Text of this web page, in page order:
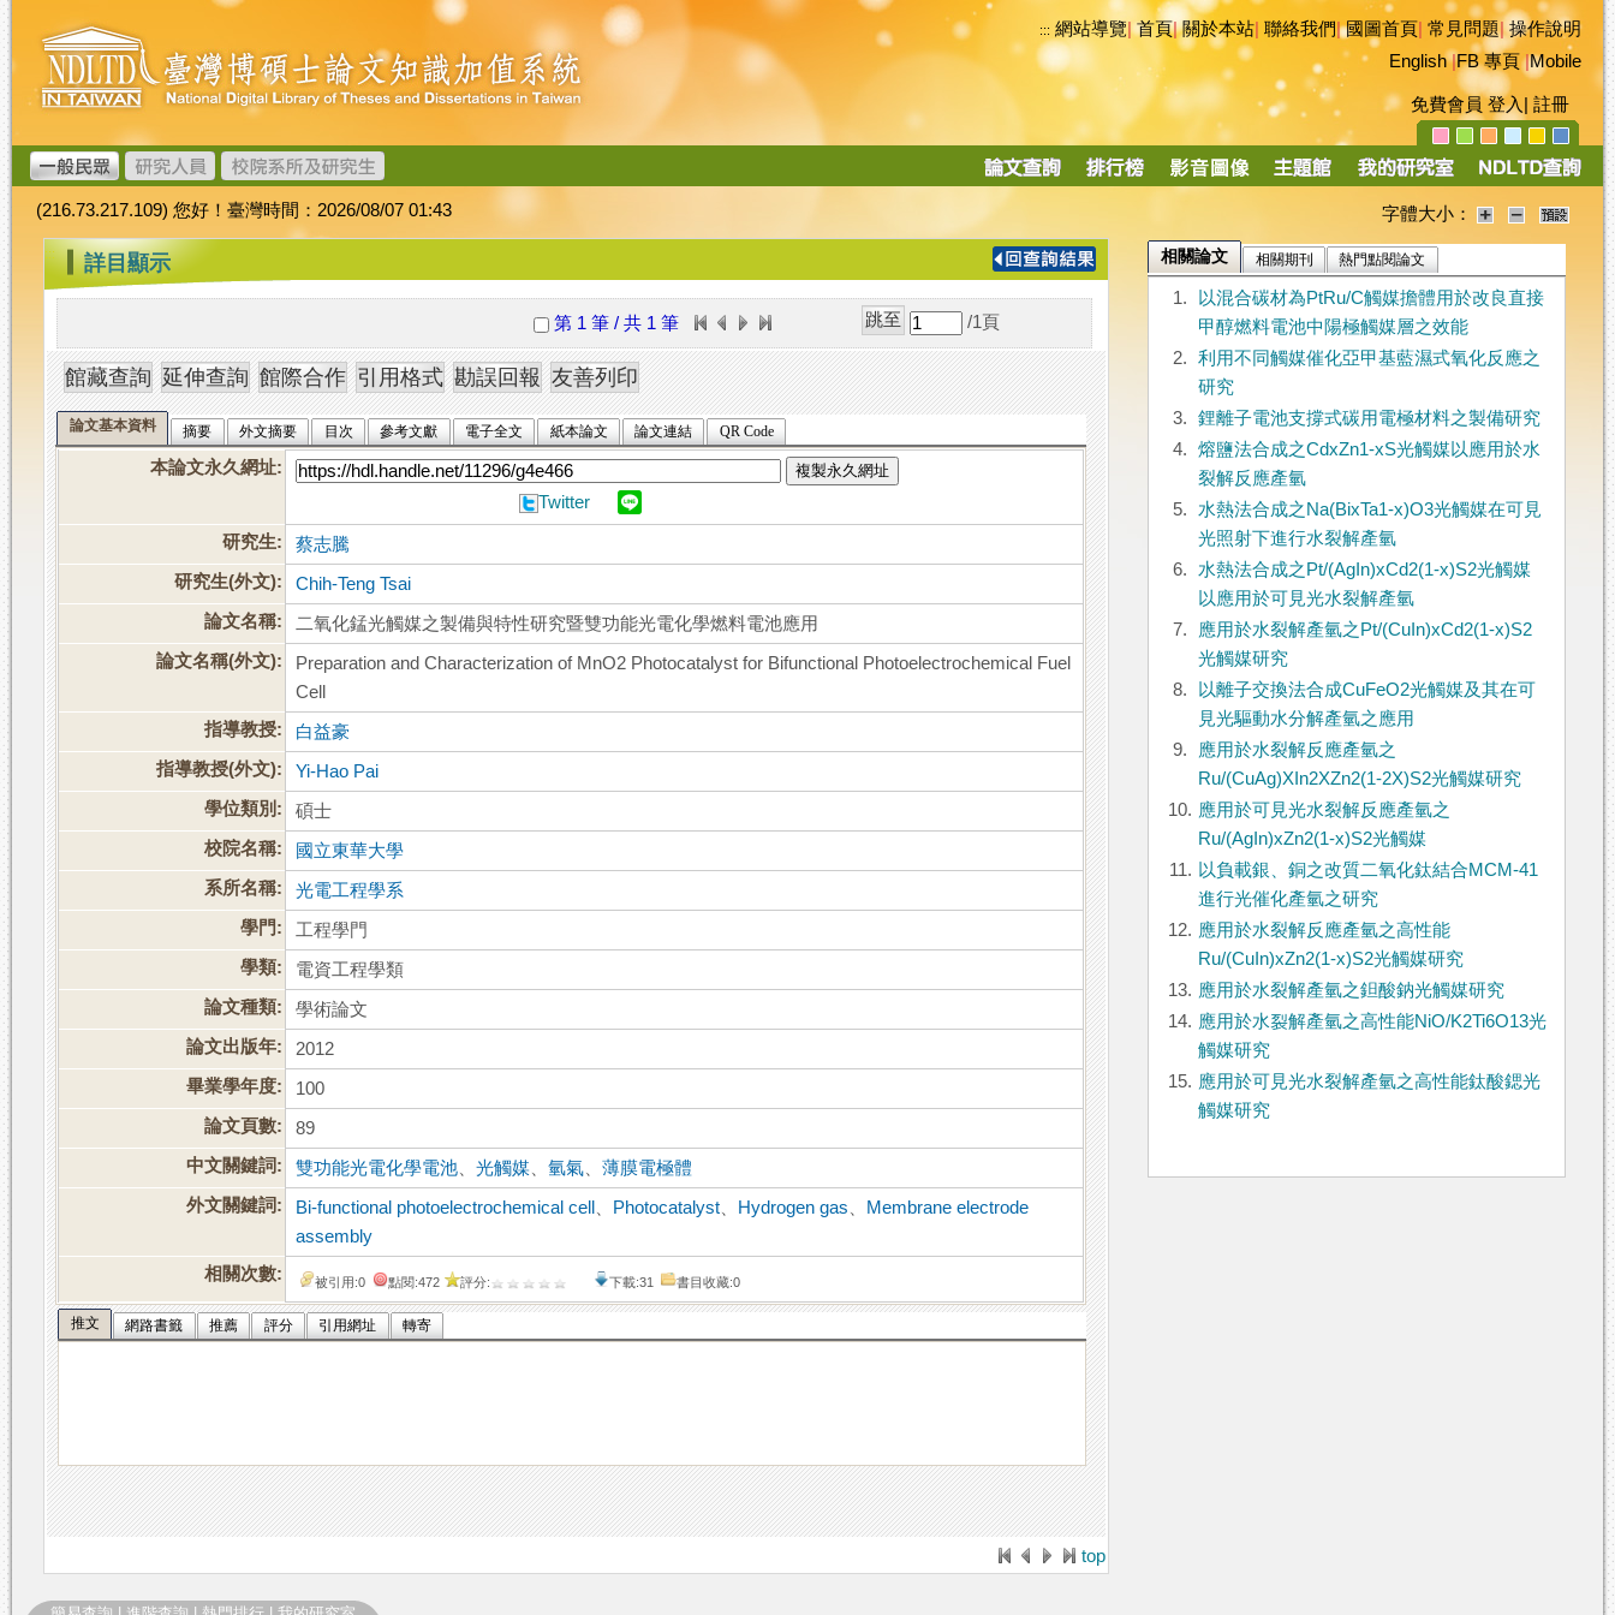
跳
到
主
要
內
容
臺
灣
博
碩
士
論
文
加
值
系
統
::: 網站導覽|首頁|關於本站 聯絡我們|國圖首頁 常見問題|操作說明
English|FB 專頁|Mobile
免費會員 登入 註冊
導
(216.73.217.109) 您好！臺灣時間：2026/08/07 01:43 字體大小：
::: 詳目顯示
第 1 筆 / 共 1 筆 /1 頁
論文基本資料 摘要 外文摘要 目次 參考文獻 電子全文 紙本論文 論文連結 QR Code
本論文永久網址: 複製永久網址
Twitter
研究生:
蔡志騰
研究生(外文):
Chih-Teng Tsai
論文名稱:
二氧化錳光觸媒之製備與特性研究暨雙功能光電化學燃料電池應用
論文名稱(外文):
Preparation and Characterization of MnO2 Photocatalyst for Bifunctional Photoelectrochemical Fuel
Cell
指導教授:
白益豪
指導教授(外文):
Yi-Hao Pai
學位類別:
碩士
校院名稱:
國立東華大學
系所名稱:
光電工程學系
學門:
工程學門
學類:
電資工程學類
論文種類:
學術論文
論文出版年:
2012
畢業學年度:
100
論文頁數:
89
中文關鍵詞:
雙功能光電化學電池 、光觸媒 、氫氣 、薄膜電極體
外文關鍵詞:
Bi-functional photoelectrochemical cell Photocatalyst Hydrogen gas
Membrane electrode
assembly
相關次數:
被引用:0 點閱:472 評分: 下載:31 書目收藏:0
推文 網路書籤 推薦 評分 引用網址 轉寄
top
相關論文 相關期刊 熱門點閱論文
1.
以混合碳材為PtRu/C觸媒擔體用於改良直接
甲醇燃料電池中陽極觸媒層之效能
2.
利用不同觸媒催化亞甲基藍濕式氧化反應之
研究
3.
鋰離子電池支撐式碳用電極材料之製備研究
4.
熔鹽法合成之CdxZn1-xS光觸媒以應用於水
裂解反應產氫
5.
水熱法合成之Na(BixTa1-x)O3光觸媒在可見
光照射下進行水裂解產氫
6.
水熱法合成之Pt/(AgIn)xCd2(1-x)S2光觸媒
以應用於可見光水裂解產氫
7.
應用於水裂解產氫之Pt/(CuIn)xCd2(1-x)S2
光觸媒研究
8.
以離子交換法合成CuFeO2光觸媒及其在可
見光驅動水分解產氫之應用
9.
應用於水裂解反應產氫之
Ru/(CuAg)XIn2XZn2(1-2X)S2光觸媒研究
10. 應用於可見光水裂解反應產氫之
Ru/(AgIn)xZn2(1-x)S2光觸媒
11. 以負載銀、銅之改質二氧化鈦結合MCM-41
進行光催化產氫之研究
12. 應用於水裂解反應產氫之高性能
Ru/(CuIn)xZn2(1-x)S2光觸媒研究
13. 應用於水裂解產氫之鉭酸鈉光觸媒研究
14. 應用於水裂解產氫之高性能NiO/K2Ti6O13光
觸媒研究
15. 應用於可見光水裂解產氫之高性能鈦酸鍶光
觸媒研究